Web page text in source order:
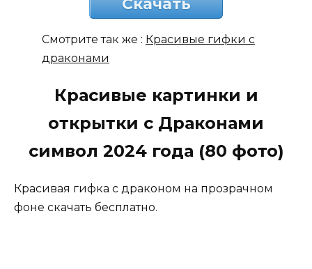
Смотрите так же : Красивые гифки с
драконами
Красивые картинки и
открытки с Драконами
символ 2024 года (80 фото)
Красивая гифка с драконом на прозрачном
фоне скачать бесплатно.